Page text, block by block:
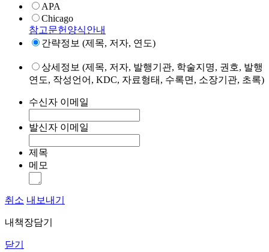
APA
Chicago
참고문헌양식안내
간략정보 (제목, 저자, 연도)
상세정보 (제목, 저자, 발행기관, 학술지명, 권호, 발행
연도, 작성언어, KDC, 자료형태, 수록면, 소장기관, 초록)
수신자 이메일
발신자 이메일
제목
메모
취소 내보내기
내책장담기
닫기